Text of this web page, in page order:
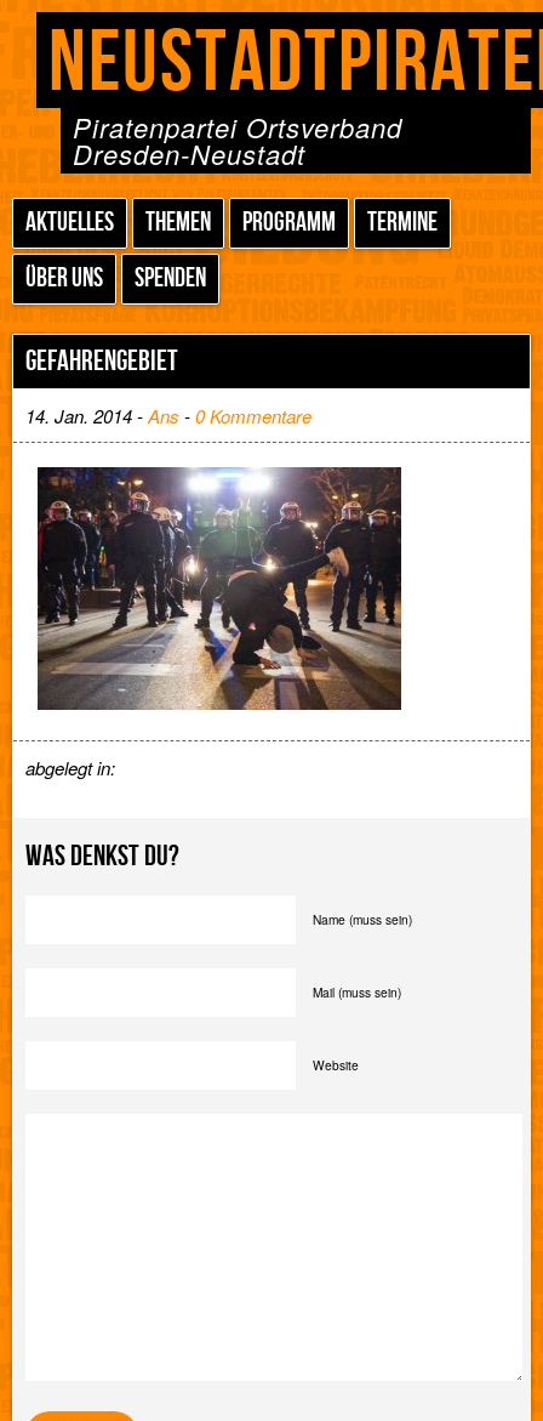
Piratenpartei Ortsverband
Dresden-Neustadt
AKTUELLES THEMEN PROGRAMM
TERMINE
ÜBER UNS
SPENDEN
GEFAHRENGEBIET
14. Jan. 2014 -Ans -0 Kommentare
abgelegt in:
WAS DENKST DU?
Name (muss sein)
Mail (muss sein)
Website